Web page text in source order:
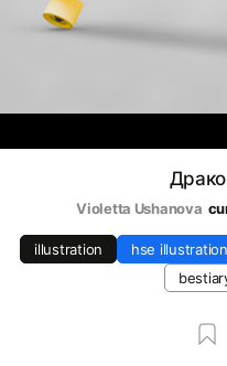
Violetta Ushanova
illustration hse illustration